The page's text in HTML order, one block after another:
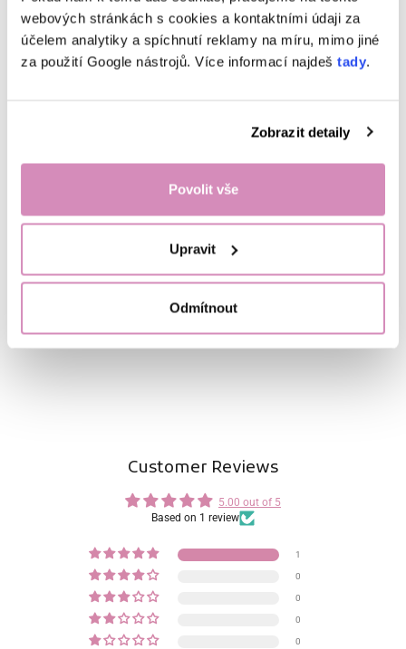
webových stránkách s cookies a kontaktními údaji za
účelem analytiky a spíchnutí reklamy na míru, mimo jiné
za použití Google nástrojů. Více informací najdeš tady.
Zobrazit detaily
Povolit vše
Upravit
Odmítnout
Nastav si svůj systém: Jaké eko
kompletní úklid a praní
opravdu potřebuješ a jak si usnadnit každodenní péči o domácnost.
Číst více
Customer Reviews
5.00 out of 5
Based on 1 review
1
0
0
0
0